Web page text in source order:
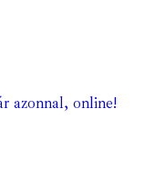
azonnal, online!